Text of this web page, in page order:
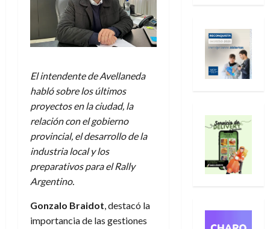
El intendente de Avellaneda
habló sobre los últimos
proyectos en la ciudad, la
relación con el gobierno
provincial, el desarrollo de la
industria local y los
preparativos para el Rally
Argentino.
Gonzalo Braidot, destacó la
importancia de las gestiones